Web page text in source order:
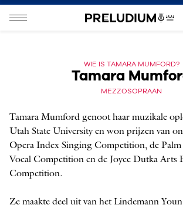
WIE IS TAMARA MUMFORD?
Tamara
MEZZOSOPRAAN
Tamara Mumford genoot haar muzikale
Utah State University en won prijzen van
Opera Index Singing Competition, de Palm
Vocal Competition en de Joyce Dutka Arts
Competition.
Ze maakte deel uit van het Lindemann